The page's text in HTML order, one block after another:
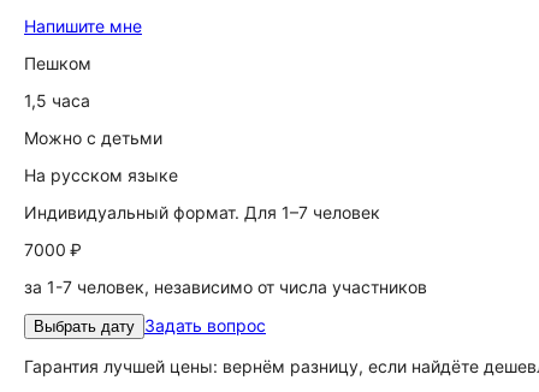
Напишите мне
Пешком
1,5 часа
Можно с детьми
На русском языке
Индивидуальный формат. Для 1–7 человек
7000 ₽
за 1-7 человек, независимо от числа участников
Выбрать дату Задать вопрос
Гарантия лучшей цены: вернём разницу, если найдёте